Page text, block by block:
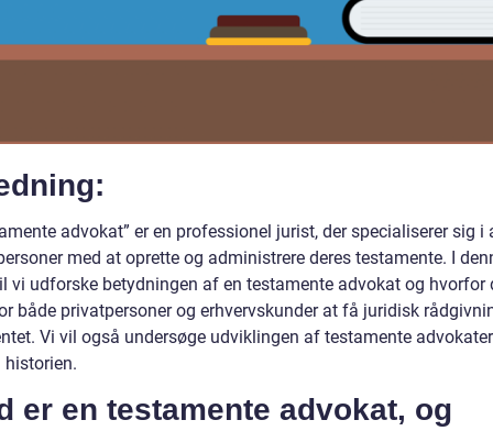
advokat” er en professionel jurist, der specialiserer sig i
med at oprette og administrere deres testamente. I
vi udforske betydningen af en testamente advokat og hvorfor
både privatpersoner og erhvervskunder at få juridisk
Vi vil også undersøge udviklingen af testamente advokater
historien.
er en testamente advokat, og